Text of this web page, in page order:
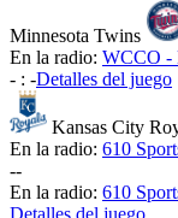
Minnesota Twins
En la radio: WCCO -
- : -Detalles del juego
Kansas City
En la radio: 610
--
En la radio: 610